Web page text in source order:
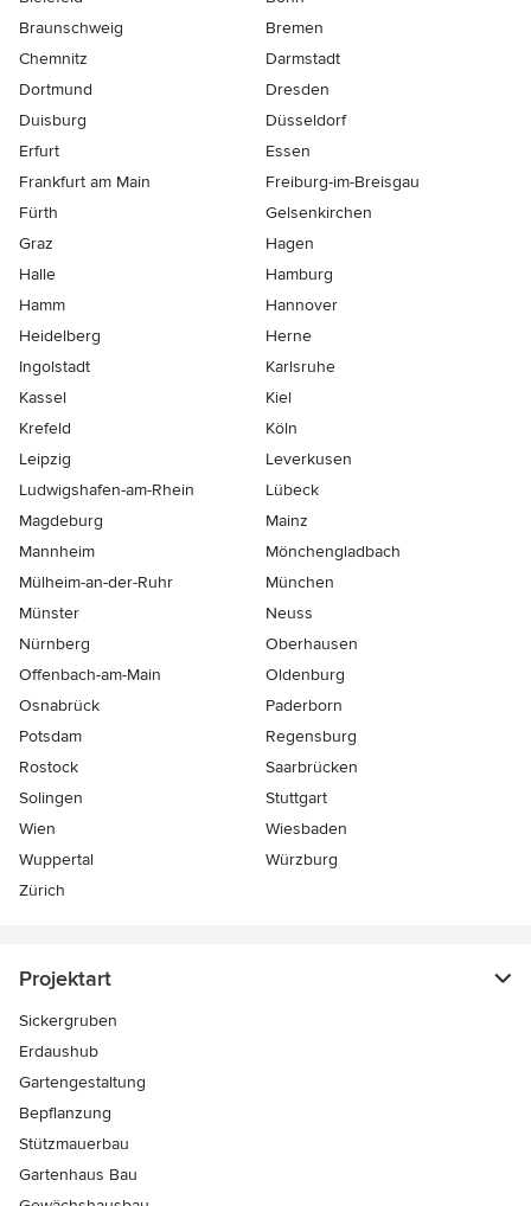
Braunschweig
Bremen
Chemnitz
Darmstadt
Dortmund
Dresden
Duisburg
Düsseldorf
Erfurt
Essen
Frankfurt am Main
Freiburg-im-Breisgau
Fürth
Gelsenkirchen
Graz
Hagen
Halle
Hamburg
Hamm
Hannover
Heidelberg
Herne
Ingolstadt
Karlsruhe
Kassel
Kiel
Krefeld
Köln
Leipzig
Leverkusen
Ludwigshafen-am-Rhein
Lübeck
Magdeburg
Mainz
Mannheim
Mönchen­gladbach
Mülheim-an-der-Ruhr
München
Münster
Neuss
Nürnberg
Oberhausen
Offenbach-am-Main
Oldenburg
Osnabrück
Paderborn
Potsdam
Regensburg
Rostock
Saarbrücken
Solingen
Stuttgart
Wien
Wiesbaden
Wuppertal
Würzburg
Zürich
Projektart
Sickergruben
Erdaushub
Gartengestaltung
Bepflanzung
Stützmauerbau
Gartenhaus Bau